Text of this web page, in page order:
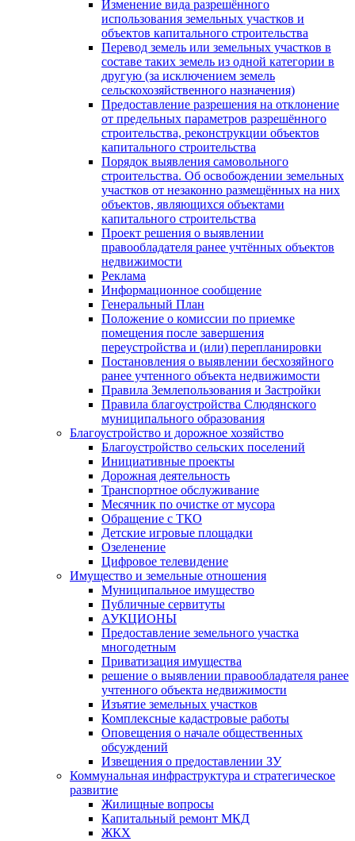
Изменение вида разрешённого
использования земельных участков и
объектов капитального строительства
Перевод земель или земельных участков в
составе таких земель из одной категории в
другую (за исключением земель
сельскохозяйственного назначения)
Предоставление разрешения на отклонение
от предельных параметров разрешённого
строительства, реконструкции объектов
капитального строительства
Порядок выявления самовольного
строительства. Об освобождении земельных
участков от незаконно размещённых на них
объектов, являющихся объектами
капитального строительства
Проект решения о выявлении
правообладателя ранее учтённых объектов
недвижимости
Реклама
Информационное сообщение
Генеральный План
Положение о комиссии по приемке
помещения после завершения
переустройства и (или) перепланировки
Постановления о выявлении бесхозяйного
ранее учтенного объекта недвижимости
Правила Землепользования и Застройки
Правила благоустройства Слюдянского
муниципального образования
Благоустройство и дорожное хозяйство
Благоустройство сельских поселений
Инициативные проекты
Дорожная деятельность
Транспортное обслуживание
Месячник по очистке от мусора
Обращение с ТКО
Детские игровые площадки
Озеленение
Цифровое телевидение
Имущество и земельные отношения
Муниципальное имущество
Публичные сервитуты
АУКЦИОНЫ
Предоставление земельного участка
многодетным
Приватизация имущества
решение о выявлении правообладателя ранее
учтенного объекта недвижимости
Изъятие земельных участков
Комплексные кадастровые работы
Оповещения о начале общественных
обсуждений
Извещения о предоставлении ЗУ
Коммунальная инфраструктура и стратегическое
развитие
Жилищные вопросы
Капитальный ремонт МКД
ЖКХ